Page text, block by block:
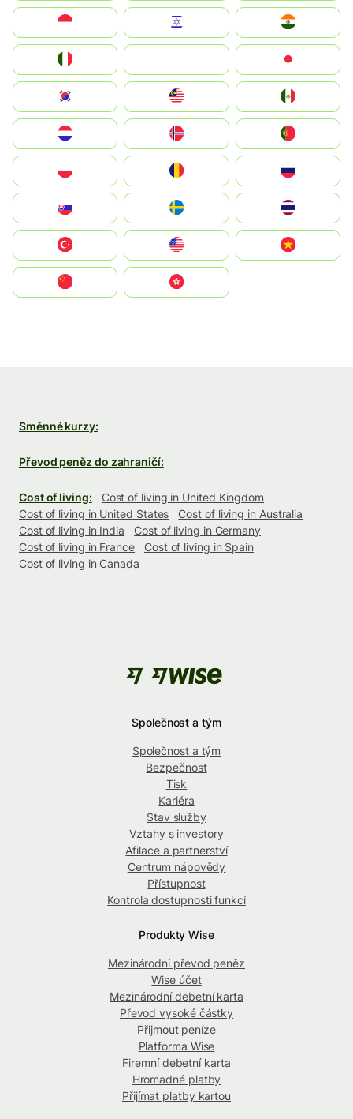
South Korea
United States
中國香港特別行政區
Směnné kurzy:
Převod peněz do zahraničí:
Cost of living:
Cost of living in United Kingdom
Cost of living in United States
Cost of living in Australia
Cost of living in India
Cost of living in Germany
Cost of living in France
Cost of living in Spain
Cost of living in Canada
Společnost a tým
Společnost a tým
Bezpečnost
Tisk
Kariéra
Stav služby
Vztahy s investory
Afilace a partnerství
Centrum nápovědy
Přístupnost
Kontrola dostupnosti funkcí
Produkty Wise
Mezinárodní převod peněz
Wise účet
Mezinárodní debetní karta
Převod vysoké částky
Přijmout peníze
Platforma Wise
Firemní debetní karta
Hromadné platby
Přijímat platby kartou